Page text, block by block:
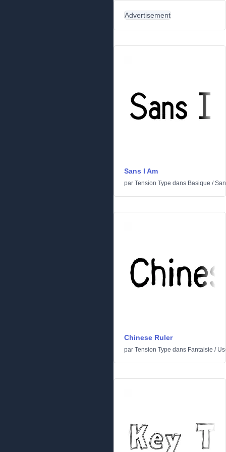
Advertisement
Sans I Am
par Tension Type dans Basique /
Chinese Ruler
par Tension Type dans Fantaisie /